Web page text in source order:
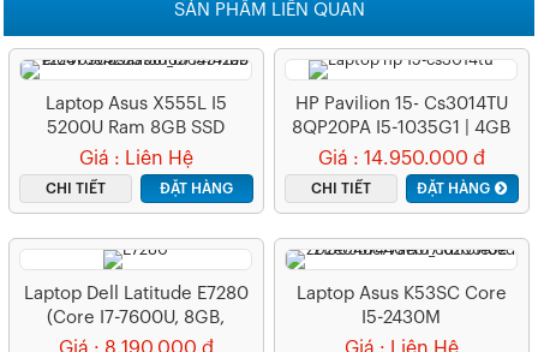
SẢN PHẨM LIÊN QUAN
Laptop Asus X555L I5
5200U Ram 8GB SSD
256GB Vga Rời 2GB 15.6
Inch
Giá : Liên Hệ
CHI TIẾT ĐẶT HÀNG
HP Pavilion 15- Cs3014TU
8QP20PA I5-1035G1 | 4GB
RAM | 256GB SSD PCIe |
UHD Graphics 630 | 15.6
FHD | WIN10 | Gold
Giá : 14.950.000 đ
CHI TIẾT ĐẶT HÀNG
Laptop Dell Latitude E7280
(Core I7-7600U, 8GB,
256GB, VGA Intel HD
Giá : 8.190.000 đ
Laptop Asus K53SC Core
I5-2430M
Giá : Liên Hệ